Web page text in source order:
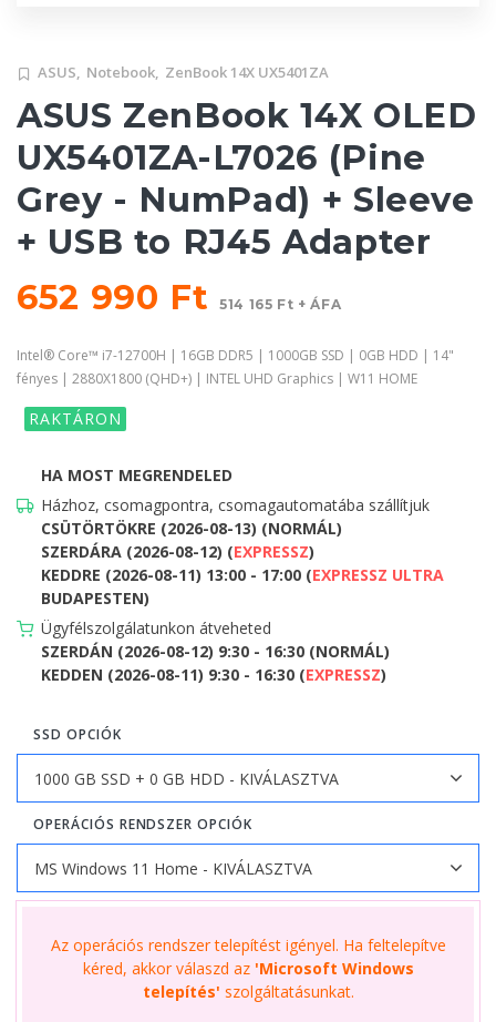
ASUS, Notebook, ZenBook 14X UX5401ZA
ASUS ZenBook 14X OLED
UX5401ZA-L7026 (Pine
Grey - NumPad) + Sleeve
+ USB to RJ45 Adapter
652 990 Ft514 165 Ft + ÁFA
Intel® Core™ i7-12700H | 16GB DDR5 | 1000GB SSD | 0GB HDD | 14"
fényes | 2880X1800 (QHD+) | INTEL UHD Graphics | W11 HOME
RAKTÁRON
HA MOST MEGRENDELED
Házhoz, csomagpontra, csomagautomatába szállítjuk
CSÜTÖRTÖKRE (2026-08-13) (NORMÁL)
SZERDÁRA (2026-08-12) (EXPRESSZ)
KEDDRE (2026-08-11) 13:00 - 17:00 (EXPRESSZ ULTRA
BUDAPESTEN)
Ügyfélszolgálatunkon átveheted
SZERDÁN (2026-08-12) 9:30 - 16:30 (NORMÁL)
KEDDEN (2026-08-11) 9:30 - 16:30 (EXPRESSZ)
SSD OPCIÓK
OPERÁCIÓS RENDSZER OPCIÓK
Az operációs rendszer telepítést igényel. Ha feltelepítve
kéred, akkor válaszd az 'Microsoft Windows
telepítés' szolgáltatásunkat.